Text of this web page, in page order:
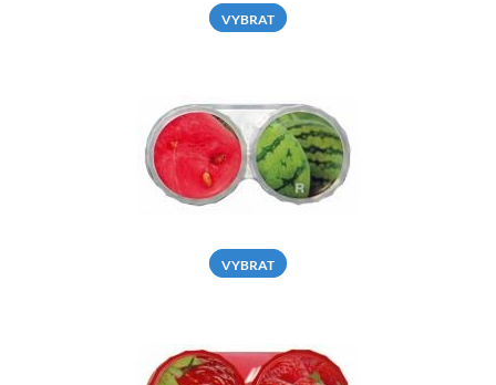
VYBRAT
VYBRAT